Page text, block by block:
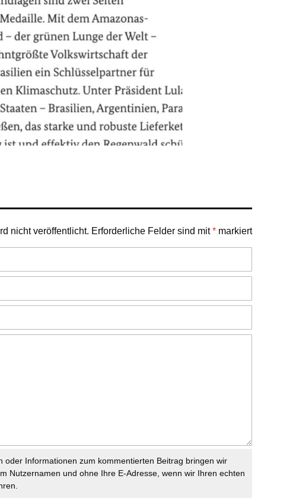
nicht veröffentlicht. Erforderliche Felder sind mit* markiert
oder Informationen zum kommentierten Beitrag bringen wir
Nutzernamen und ohne Ihre E-Adresse, wenn wir Ihren echten